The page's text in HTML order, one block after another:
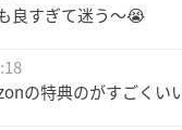
良すぎて迷う〜😭
の特典のがすごくい